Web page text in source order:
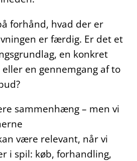
forhånd, hvad der er
er færdig. Er det et
en konkret
en gennemgang af to
sammenhæng – men vi
være relevant, når vi
i spil: køb, forhandling,